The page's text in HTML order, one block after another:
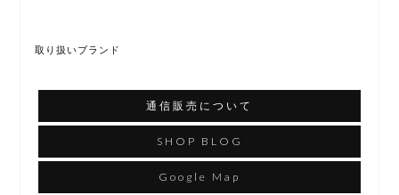
取り扱いブランド
通信販売について
SHOP BLOG
Google Map